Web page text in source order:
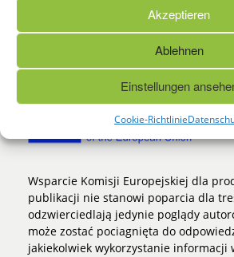
Akzeptieren
Ablehnen
Einstellungen
Cookie-Richtlinie
FINANSOWANY PRZEZ:
Wsparcie Komisji Europejskiej dla
publikacji nie stanowi poparcia dla
odzwierciedlają jedynie poglądy
może zostać pociagnięta do
jakiekolwiek wykorzystanie informacji